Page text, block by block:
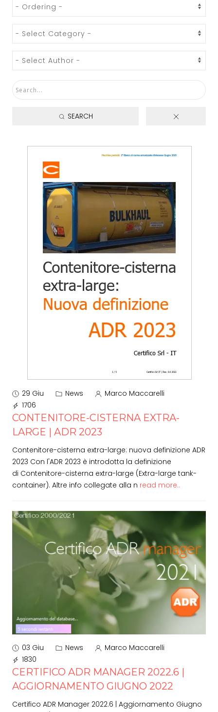
SEARCH
29 Giu News
Marco Maccarelli
1706
CONTENITORE-CISTERNA EXTRA-
LARGE | ADR 2023
Contenitore-cisterna extra-large: nuova definizione ADR
2023 Con l'ADR 2023 è introdotta la definizione
di Contenitore-cisterna extra-large (Extra-large tank-
container). Altre info collegate alla n read more..
03 Giu News
Marco Maccarelli
1830
CERTIFICO ADR MANAGER 2022.6 |
AGGIORNAMENTO GIUGNO 2022
Certifico ADR Manager 2022.6 | Aggiornamento Giugno